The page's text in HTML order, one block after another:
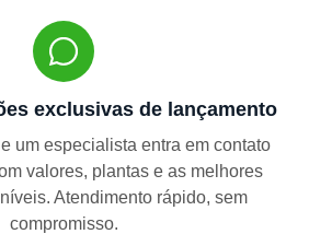
exclusivas de lançamento
um especialista entra em contato
valores, plantas e as melhores
Atendimento rápido, sem
compromisso.